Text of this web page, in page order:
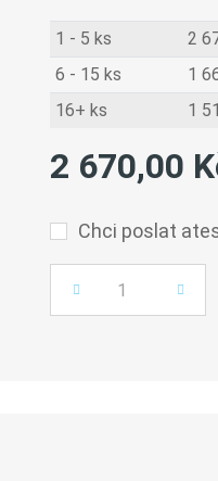
1 - 5 ks 2
6 - 15 ks
1
16+ ks
1
2 670,00
Chci poslat
Počet